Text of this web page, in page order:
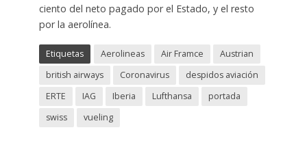
ciento del neto pagado por el Estado, y el resto
por la aerolínea.
Etiquetas Aerolineas Air Framce
Austrian
british airways
Coronavirus
despidos aviación
ERTE
IAG Iberia Lufthansa
portada
swiss
vueling